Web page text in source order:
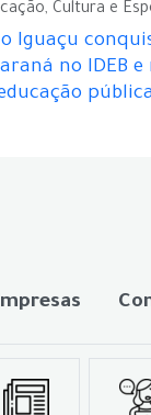
Cultura e
Iguaçu
no IDEB
pública